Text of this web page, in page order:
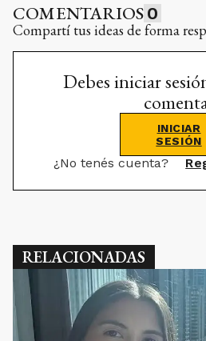
COMENTARIOS 0
Compartí tus ideas de forma
Debes iniciar
INICIAR
SESIÓN
¿No tenés cuenta?
RELACIONADAS